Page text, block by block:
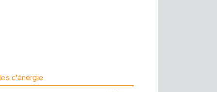
d'énergie